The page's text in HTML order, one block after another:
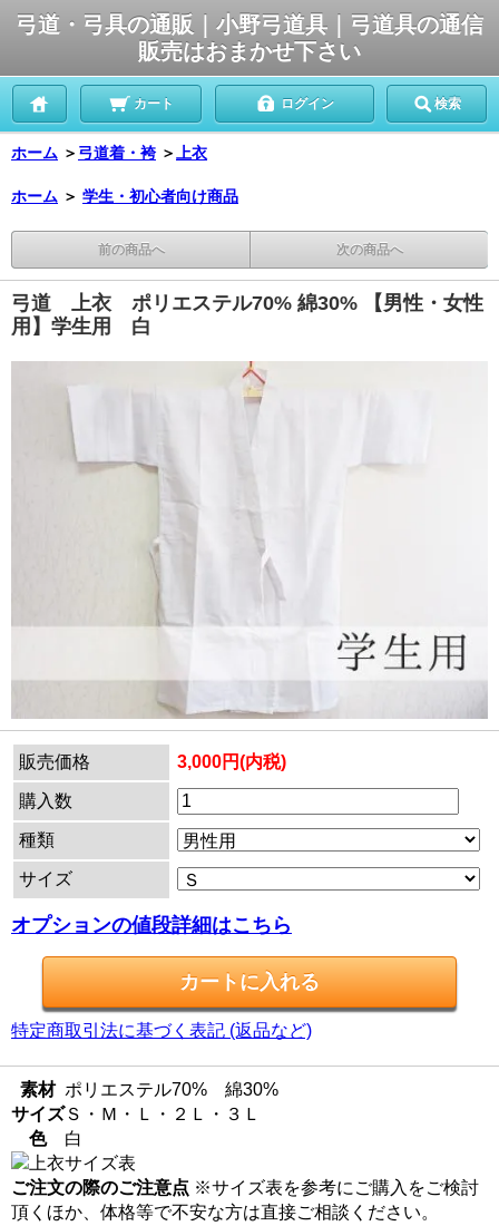
弓道・弓具の通販｜小野弓道具｜弓道具の通信
販売はおまかせ下さい
カート ログイン 検索
ホーム ＞ 弓道着・袴 ＞ 上衣
ホーム ＞ 学生・初心者向け商品
前の商品へ 次の商品へ
弓道 上衣 ポリエステル70% 綿30% 【男性・女性
用】学生用 白
販売価格 3,000円(内税)
購入数
種類
サイズ
オプションの値段詳細はこちら
特定商取引法に基づく表記 (返品など)
素材 ポリエステル70% 綿30%
サイズＳ・Ｍ・Ｌ・２Ｌ・３Ｌ
色
白
ご注文の際のご注意点 ※サイズ表を参考にご購入をご検討
頂くほか、体格等で不安な方は直接ご相談ください。